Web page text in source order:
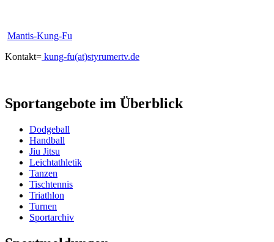
Mantis-Kung-Fu
Kontakt= kung-fu(at)styrumertv.de
Sportangebote im Überblick
Dodgeball
Handball
Jiu Jitsu
Leichtathletik
Tanzen
Tischtennis
Triathlon
Turnen
Sportarchiv